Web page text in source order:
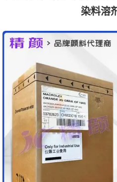
染料溶